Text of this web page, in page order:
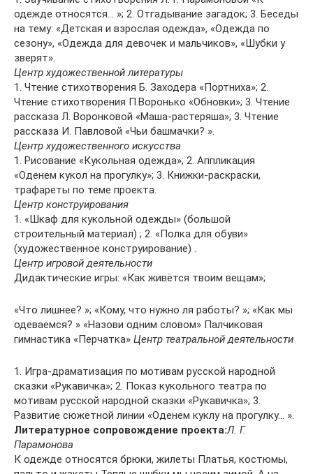
одежде относятся… »; 2. Отгадывание загадок; 3. Беседы
на тему: «Детская и взрослая одежда», «Одежда по
сезону», «Одежда для девочек и мальчиков», «Шубки у
зверят».
Центр художественной литературы
1. Чтение стихотворения Б. Заходера «Портниха»; 2.
Чтение стихотворения П.Воронько «Обновки»; 3. Чтение
рассказа Л. Воронковой «Маша-растеряша»; 3. Чтение
рассказа И. Павловой «Чьи башмачки? ».
Центр художественного искусства
1. Рисование «Кукольная одежда»; 2. Аппликация
«Оденем кукол на прогулку»; 3. Книжки-раскраски,
трафареты по теме проекта.
Центр конструирования
1. «Шкаф для кукольной одежды» (большой
строительный материал) ; 2. «Полка для обуви»
(художественное конструирование) .
Центр игровой деятельности
Дидактические игры: «Как живётся твоим вещам»;
«Что лишнее? »; «Кому, что нужно ля работы? »; «Как мы
одеваемся? » «Назови одним словом» Палчиковая
гимнастика «Перчатка» Центр театральной деятельности
1. Игра-драматизация по мотивам русской народной
сказки «Рукавичка»; 2. Показ кукольного театра по
мотивам русской народной сказки «Рукавичка»; 3.
Развитие сюжетной линии «Оденем куклу на прогулку… ».
Литературное сопровождение проекта:Л. Г.
Парамонова
К одежде относятся брюки, жилеты Платья, костюмы,